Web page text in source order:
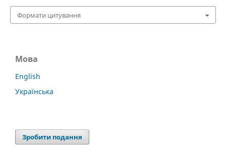
Формати цитування
Мова
English
Українська
Зробити подання